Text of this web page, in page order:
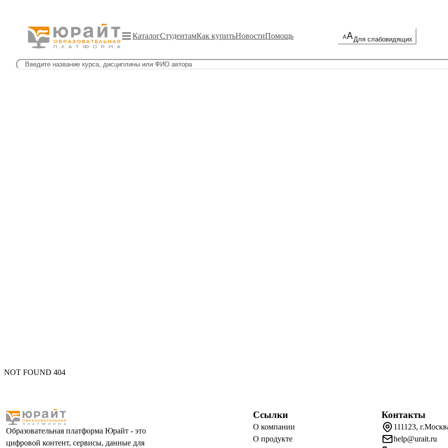
КаталогСтудентамКак купитьНовостиПомощь Для слабовидящих
NOT FOUND 404
Образовательная платформа Юрайт - это
цифровой контент, сервисы, данные для
Ссылки
О компании
О продукте
Контакты
111123,
help@urait.ru